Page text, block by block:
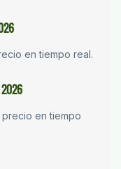
en tiempo real.
en tiempo